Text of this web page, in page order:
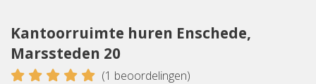
Kantoorruimte huren Enschede,
Marssteden 20
5 (1 beoordelingen)